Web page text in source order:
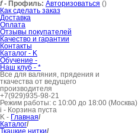
f- Профиль: Авторизоваться ()
Как сделать заказ
Доставка
Оплата
Отзывы покупателей
Качество и гарантии
Контакты
Каталог - K
Обучение -
Наш клуб - *
Все для валяния, прядения и
ткачества от ведущего
производителя
+7(929)935-98-21
Режим работы: с 10:00 до 18:00 (Москва)
i - Корзина пуста
K - Главная/
Каталог/
Ткацкие нитки/